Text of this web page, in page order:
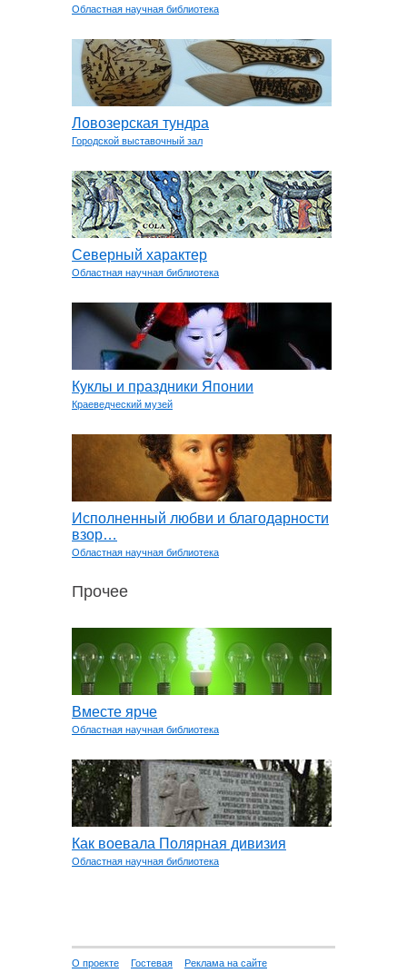
Областная научная библиотека
Ловозерская тундра
Городской выставочный зал
Северный характер
Областная научная библиотека
Куклы и праздники Японии
Краеведческий музей
Исполненный любви и благодарности
взор…
Областная научная библиотека
Прочее
Вместе ярче
Областная научная библиотека
Как воевала Полярная дивизия
Областная научная библиотека
О проекте Гостевая Реклама на сайте